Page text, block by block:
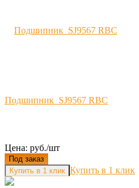
Подшипник SJ9567 RBC
Цена: руб./шт
Под заказ
Купить в 1 клик